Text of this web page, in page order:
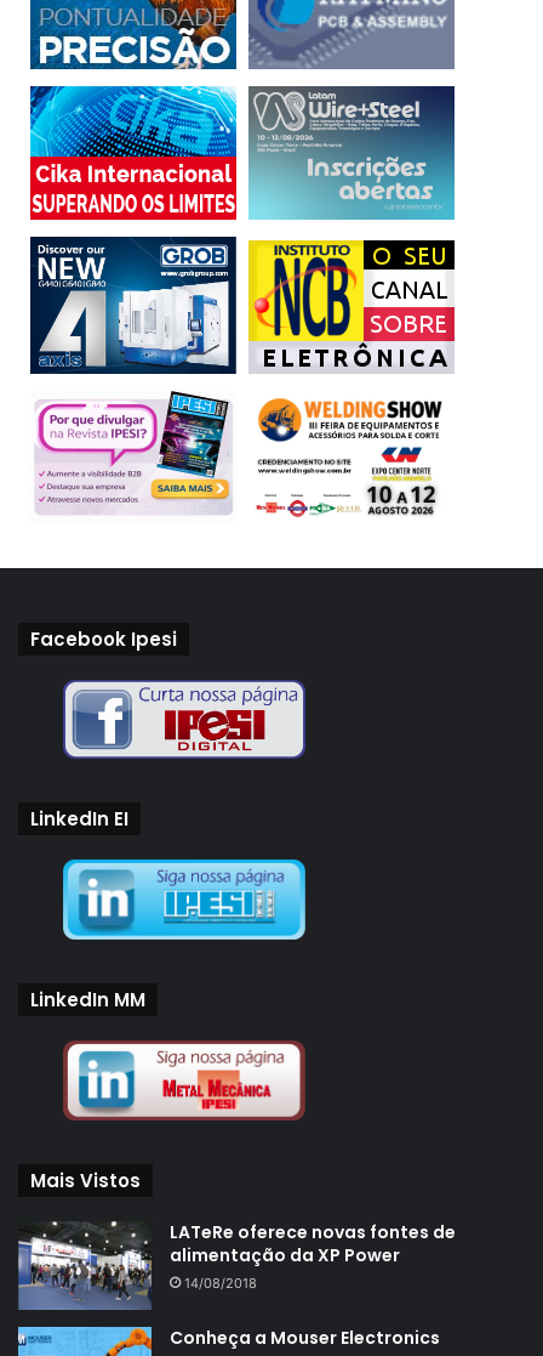
Facebook Ipesi
LinkedIn EI
LinkedIn MM
Mais Vistos
LATeRe oferece novas fontes de
alimentação da XP Power
14/08/2018
Conheça a Mouser Electronics